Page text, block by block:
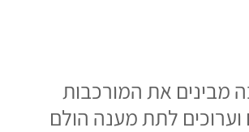
החומרים אותם אנו מתקינים בפרויקטים,
הינם מאיכות מעולה ומקבלים
טיפול מקצועי, קפדני וסדור, מתהליך